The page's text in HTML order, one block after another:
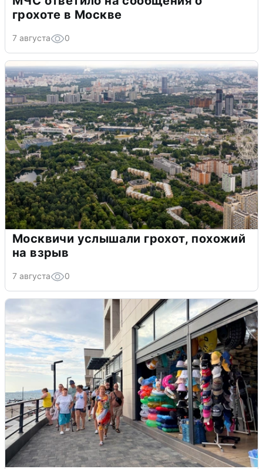
грохоте в Москве
7 августа 0
Москвичи услышали грохот, похожий
на взрыв
7 августа 0